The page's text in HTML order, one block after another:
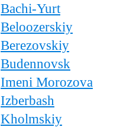
Bachi-Yurt
Beloozerskiy
Berezovskiy
Budennovsk
Imeni Morozova
Izberbash
Kholmskiy